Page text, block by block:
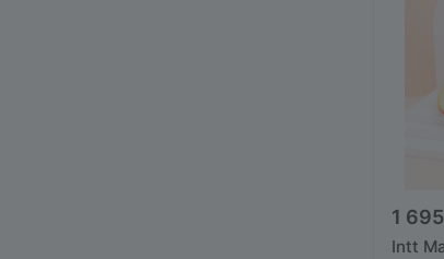
1
Intt